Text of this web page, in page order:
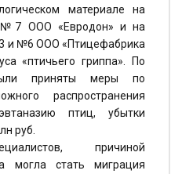
материале на
№7 ООО «Евродон» и на
и №6 ООО «Птицефабрика
«птичьего гриппа». По
приняты меры по
распространения
птиц, убытки
руб.
причиной
могла стать миграция